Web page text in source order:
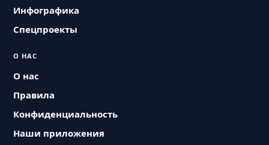
Инфографика
Спецпроекты
О НАС
О нас
Правила
Конфиденциальность
Наши приложения